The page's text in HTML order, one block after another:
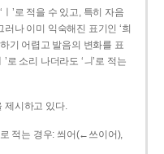
’로 적을 수 있고, 특히 자음
러나 이미 익숙해진 표기인 ‘희
기 어렵고 발음의 변화를 표
로 소리 나더라도 ‘ㅢ’로 적는
제시하고 있다.
로 적는 경우: 씌어(←쓰이어),